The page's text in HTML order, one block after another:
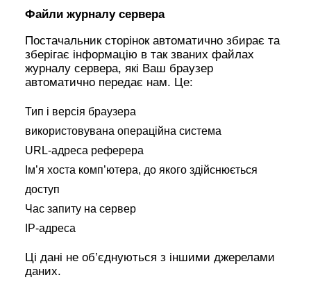
Файли журналу сервера
Постачальник сторінок автоматично збирає та
зберігає інформацію в так званих файлах
журналу сервера, які Ваш браузер
автоматично передає нам. Це:
Тип і версія браузера
використовувана операційна система
URL-адреса реферера
Ім’я хоста комп’ютера, до якого здійснюється
доступ
Час запиту на сервер
IP-адреса
Ці дані не об’єднуються з іншими джерелами
даних.